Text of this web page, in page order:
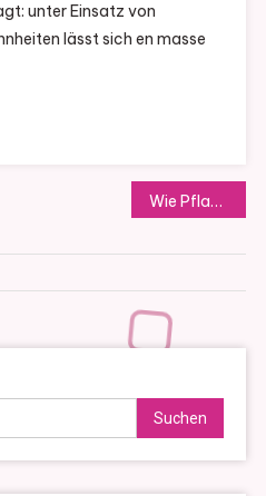
unter Einsatz von
lässt sich en masse
Wie Pflasterarbeiten Sicherheit und Funktionalität in Ihrem Außenbereich erhöhen
Suchen